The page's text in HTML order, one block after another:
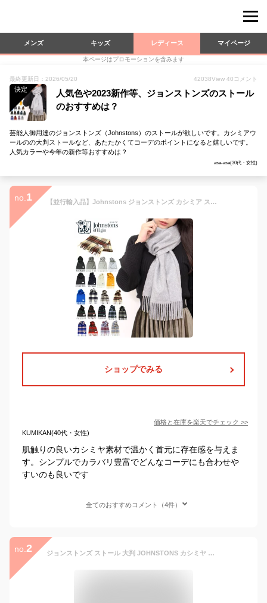
メンズ キッズ レディース マイページ
本ページはプロモーションを含みます
最終更新日：2026/05/20 42038View 40 コメント
決定
人気色や2023新作等、ジョンストンズのストール
のおすすめは？
芸能人御用達のジョンストンズ（Johnstons）のストールが欲しいです。カシミアウ
ールのの大判ストールなど、あたたかくてコーデのポイントになると嬉しいです。
人気カラーや今年の新作等おすすめは？
asa-asa(30代・女性)
no. 1 【並行輸入品】Johnstons ジョンストンズ カシミア ストール カシミアマフラー WA000016 新作 スコットランド イギリス 防寒 冬 秋 チェック 無地 送料無料 送料込み 大判 レディース メンズ マフラー カシミヤ ロイヤルスチュワート ポスト投函
ショップでみる
価格と在庫を楽天でチェック >>
KUMIKAN(40代・女性)
肌触りの良いカシミヤ素材で温かく首元に存在感を与えま
す。シンプルでカラバリ豊富でどんなコーデにも合わせや
すいのも良いです
全てのおすすめコメント（4件）
no. 2 ジョンストンズ ストール 大判 JOHNSTONS カシミヤ マフラー レディース STOLE WA000056 無地 カシミア ニット シンプル スコットランド ブランド メンズ スカーフ 人気 クリスマス プレゼント ギフト おしゃれ